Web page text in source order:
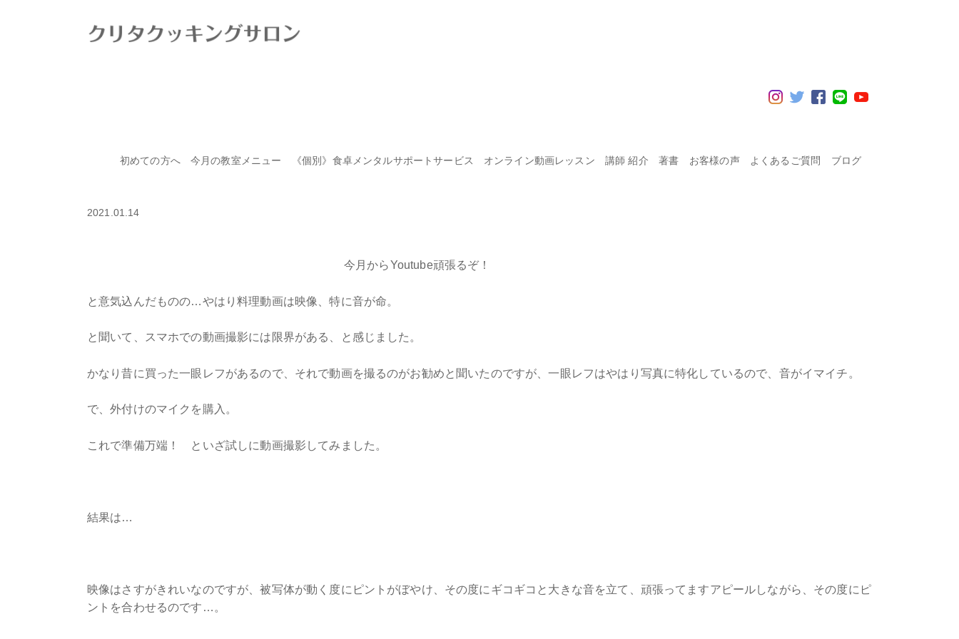
初めての方へ 今月の教室メニュー 《個別》食卓メンタルサポートサービス オンライン動画レッスン 講師 紹介 著書 お客様の声 よくあるご質問 ブログ
撮影準備OK
2021.01.14
今月からYoutube頑張るぞ！
と意気込んだものの…やはり料理動画は映像、特に音が命。
と聞いて、スマホでの動画撮影には限界がある、と感じました。
かなり昔に買った一眼レフがあるので、それで動画を撮るのがお勧めと聞いたのですが、一眼レフはやはり写真に特化しているので、音がイマイチ。
で、外付けのマイクを購入。
これで準備万端！ といざ試しに動画撮影してみました。
結果は…
映像はさすがきれいなのですが、被写体が動く度にピントがぼやけ、その度にギコギコと大きな音を立て、頑張ってますアピールしながら、その度にピ
ントを合わせるのです…。